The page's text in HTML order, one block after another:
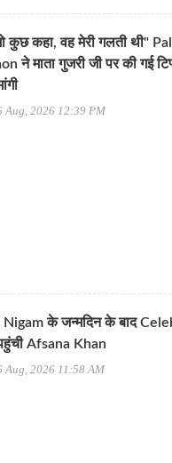
कुछ कहा, वह मेरी गलती थी"
ने माता गुजरी जी पर की गई
Aug, 2026 12:39 PM
Nigam के जन्मदिन के बाद
Afsana Khan
Aug, 2026 11:58 AM